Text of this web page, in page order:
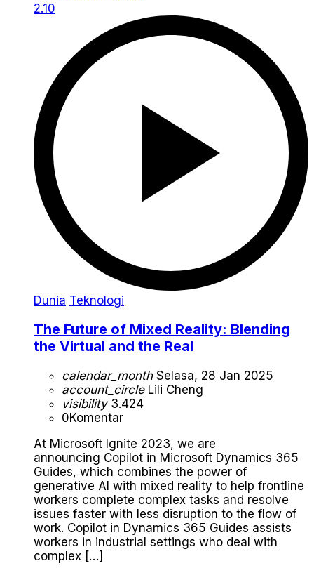
2.10
Dunia Teknologi
The Future of Mixed Reality: Blending
the Virtual and the Real
calendar_monthSelasa, 28 Jan 2025
account_circleLili Cheng
visibility3.424
0Komentar
At Microsoft Ignite 2023, we are
announcing Copilot in Microsoft Dynamics 365
Guides, which combines the power of
generative AI with mixed reality to help frontline
workers complete complex tasks and resolve
issues faster with less disruption to the flow of
work. Copilot in Dynamics 365 Guides assists
workers in industrial settings who deal with
complex […]